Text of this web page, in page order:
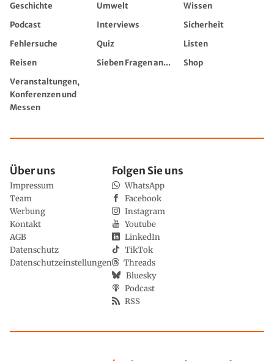
Geschichte Umwelt
Wissen
Podcast
Interviews
Sicherheit
Fehlersuche
Quiz
Listen
Reisen
Sieben Fragen an...
Shop
Veranstaltungen,
Konferenzen und
Messen
Über uns
Impressum
Team
Werbung
Kontakt
AGB
Datenschutz
Datenschutzeinstellungen
Folgen Sie uns
WhatsApp
Facebook
Instagram
Youtube
LinkedIn
TikTok
Threads
Bluesky
Podcast
RSS